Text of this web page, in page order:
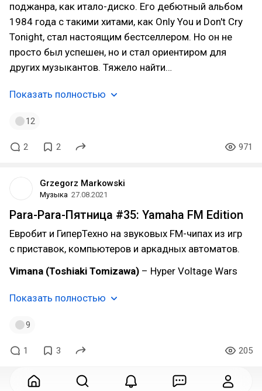
поджанра, как итало-диско. Его дебютный альбом
1984 года с такими хитами, как Only You и Don't Cry
Tonight, стал настоящим бестселлером. Но он не
просто был успешен, но и стал ориентиром для
других музыкантов. Тяжело найти…
Показать полностью
12
2 2 971
Grzegorz Markowski
Музыка 27.08.2021
Para-Para-Пятница #35: Yamaha FM Edition
Евробит и ГиперТехно на звуковых FM-чипах из игр
с приставок, компьютеров и аркадных автоматов.
Vimana (Toshiaki Tomizawa) – Hyper Voltage Wars
Показать полностью
9
1 3 205